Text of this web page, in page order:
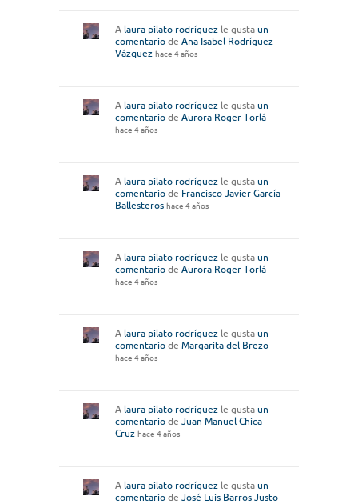
A laura pilato rodríguez le gusta un
comentario de Ana Isabel Rodríguez
Vázquez hace 4 años
A laura pilato rodríguez le gusta un
comentario de Aurora Roger Torlá
hace 4 años
A laura pilato rodríguez le gusta un
comentario de Francisco Javier García
Ballesteros hace 4 años
A laura pilato rodríguez le gusta un
comentario de Aurora Roger Torlá
hace 4 años
A laura pilato rodríguez le gusta un
comentario de Margarita del Brezo
hace 4 años
A laura pilato rodríguez le gusta un
comentario de Juan Manuel Chica
Cruz hace 4 años
A laura pilato rodríguez le gusta un
comentario de José Luis Barros Justo